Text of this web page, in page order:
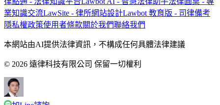
業知識交流LawSite - 律所網站設計Lawbot 教育版 - 司律備考
隱私權政策使用者條款關於我們聯絡我們
本網站由AI提供法律資訊，不構成任何具體法律建議
© 2026 遠律科技有限公司 保留一切權利